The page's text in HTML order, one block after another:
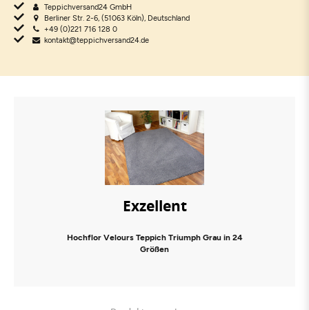
Teppichversand24 GmbH
Berliner Str. 2-6, (51063 Köln), Deutschland
+49 (0)221 716 128 0
kontakt@teppichversand24.de
Exzellent
Hochflor Velours Teppich Triumph Grau in 24
Größen